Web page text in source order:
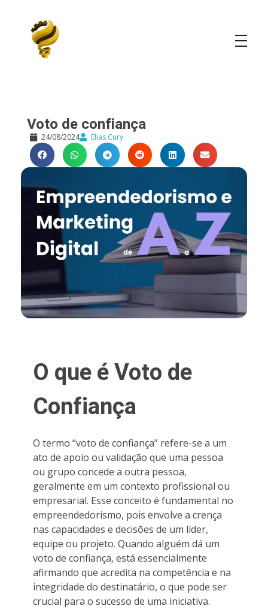
Voto de confiança
24/08/2024 Elias Cury
O que é Voto de
Confiança
O termo “voto de confiança” refere-se a um
ato de apoio ou validação que uma pessoa
ou grupo concede a outra pessoa,
geralmente em um contexto profissional ou
empresarial. Esse conceito é fundamental no
empreendedorismo, pois envolve a crença
nas capacidades e decisões de um líder,
equipe ou projeto. Quando alguém dá um
voto de confiança, está essencialmente
afirmando que acredita na competência e na
integridade do destinatário, o que pode ser
crucial para o sucesso de uma iniciativa.